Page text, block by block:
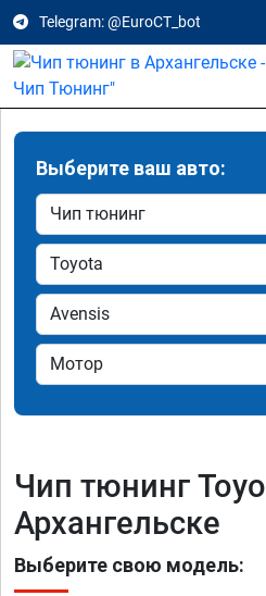
Telegram: @EuroCT_bot
Выберите ваш авто:
Чип тюнинг
Архангельске
Выберите свою модель: